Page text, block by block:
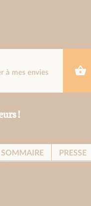
à mes envies
!
SOMMAIRE PRESSE